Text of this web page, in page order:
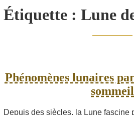
Étiquette : Lune
Phénomènes lunaires
sommeil
Depuis des siècles, la Lune fascine